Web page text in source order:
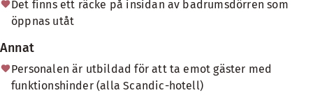
Det finns ett räcke på insidan av badrumsdörren som
öppnas utåt
Annat
Personalen är utbildad för att ta emot gäster med
funktionshinder (alla Scandic-hotell)